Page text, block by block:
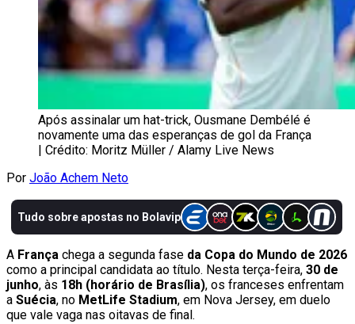
Após assinalar um hat-trick, Ousmane Dembélé é
novamente uma das esperanças de gol da França
| Crédito: Moritz Müller / Alamy Live News
Por João Achem Neto
A França chega a segunda fase da Copa do Mundo de 2026
como a principal candidata ao título. Nesta terça-feira, 30 de
junho, às 18h (horário de Brasília), os franceses enfrentam
a Suécia, no MetLife Stadium, em Nova Jersey, em duelo
que vale vaga nas oitavas de final.